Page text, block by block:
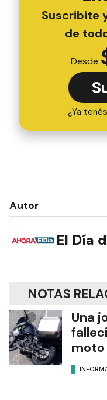
Suscribite
de
Desde
¿Ya
Autor
El Día
NOTAS
Una
moto